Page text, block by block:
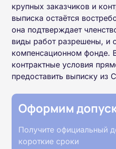
крупных заказчиков и
выписка остаётся
она подтверждает
виды работ разрешены, и
компенсационном фонде.
контрактные условия
предоставить выписку из
Оформим
Получите официальный
короткие сроки